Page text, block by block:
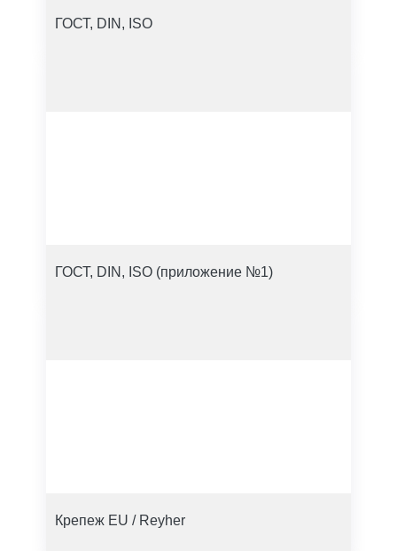
ГОСТ, DIN, ISO
ГОСТ, DIN, ISO (приложение №1)
Крепеж EU / Reyher